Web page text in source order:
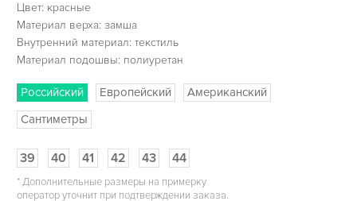
Цвет: красные
Материал верха: замша
Внутренний материал: текстиль
Материал подошвы: полиуретан
Российский Европейский
Американский
Сантиметры
39 40 41 42 43 44
*Дополнительные размеры на примерку
оператор уточнит при подтверждении заказа.